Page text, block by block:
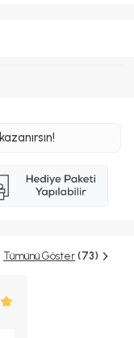
kazanırsın!
Tümünü Göster (73)